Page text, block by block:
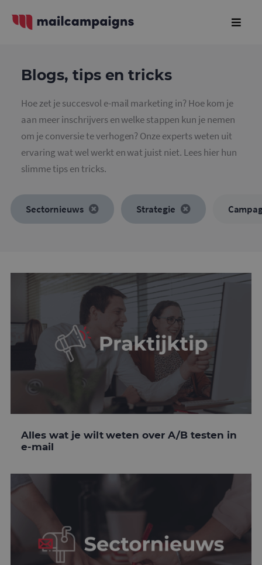
Blogs, tips en tricks
Hoe zet je succesvol e-mail marketing in? Hoe kom je
aan meer inschrijvers en welke stappen kun je nemen
om je conversie te verhogen? Onze experts weten uit
ervaring wat wel werkt en wat juist niet. Lees hier hun
slimme tips en tricks.
Sectornieuws Strategie
Alles wat je wilt weten over A/B testen in
e-mail